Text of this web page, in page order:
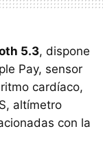
5.3, dispone
Pay, sensor
cardíaco,
altímetro
con la